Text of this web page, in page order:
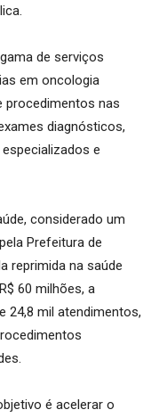
de serviços
em oncologia
procedimentos nas
diagnósticos,
e
considerado um
Prefeitura de
reprimida na saúde
60 milhões, a
24,8 mil atendimentos,
é acelerar o